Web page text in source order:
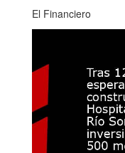
El Financiero